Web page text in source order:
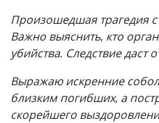
Произошедшая трагедия
Важно выяснить, кто
убийства. Следствие даст
Выражаю искренние
близким погибших, а
скорейшего